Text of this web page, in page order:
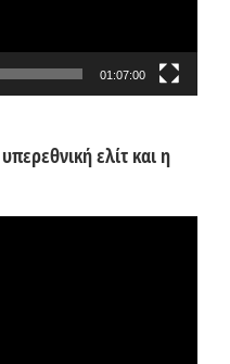
01:07:00
ελίτ και η